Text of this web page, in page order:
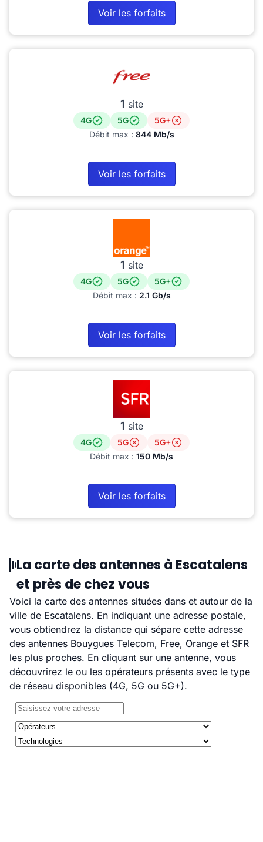
Voir les forfaits
1 site
4G 5G
5G+
Débit max : 844 Mb/s
Voir les forfaits
1 site
4G 5G
5G+
Débit max : 2.1 Gb/s
Voir les forfaits
1 site
4G 5G
5G+
Débit max : 150 Mb/s
Voir les forfaits
La carte des antennes à Escatalens
et près de chez vous
Voici la carte des antennes situées dans et autour de la
ville de Escatalens. En indiquant une adresse postale,
vous obtiendrez la distance qui sépare cette adresse
des antennes Bouygues Telecom, Free, Orange et SFR
les plus proches. En cliquant sur une antenne, vous
découvrirez le ou les opérateurs présents avec le type
de réseau disponibles (4G, 5G ou 5G+).